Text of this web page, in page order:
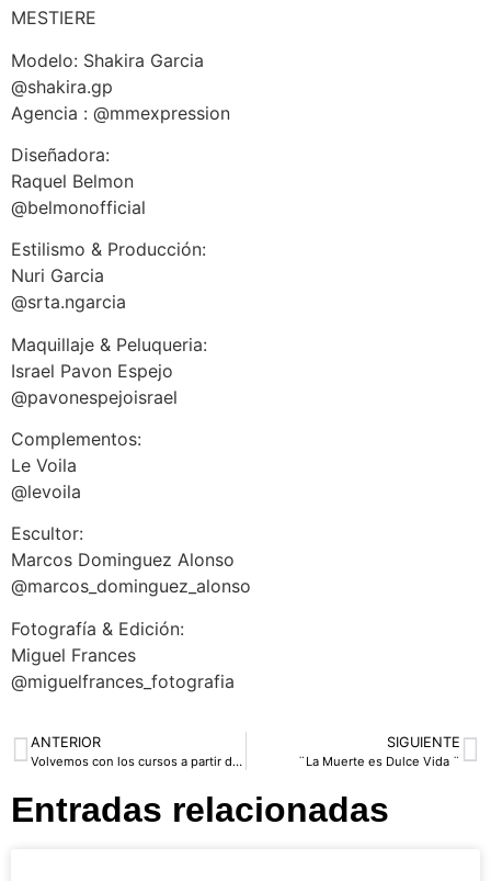
MESTIERE
Modelo: Shakira Garcia
@shakira.gp
Agencia : @mmexpression
Diseñadora:
Raquel Belmon
@belmonofficial
Estilismo & Producción:
Nuri Garcia
@srta.ngarcia
Maquillaje & Peluqueria:
Israel Pavon Espejo
@pavonespejoisrael
Complementos:
Le Voila
@levoila
Escultor:
Marcos Dominguez Alonso
@marcos_dominguez_alonso
Fotografía & Edición:
Miguel Frances
@miguelfrances_fotografia
ANTERIOR
Volvemos con los cursos a partir del Día 2 de Junio 2020
SIGUIENTE
¨La Muerte es Dulce Vida ¨
Entradas relacionadas